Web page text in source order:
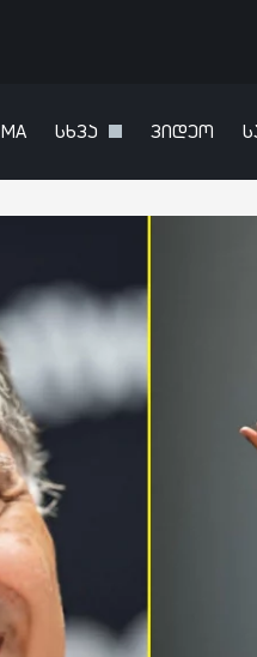
სხვა ვიდეო